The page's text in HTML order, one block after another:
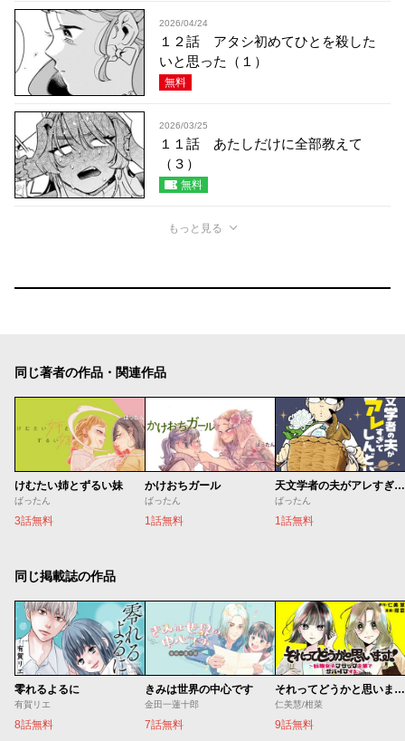
2026/04/24
１２話 アタシ初めてひとを殺した
いと思った（１）
無料
2026/03/25
１１話 あたしだけに全部教えて
（３）
無料
もっと見る
同じ著者の作品・関連作品
けむたい姉とずるい妹
ばったん
3話無料
かけおちガール
ばったん
1話無料
天文学者の夫がアレすぎてしんどい。
ばったん
1話無料
同じ掲載誌の作品
零れるよるに
有賀リエ
8話無料
きみは世界の中心です
金田一蓮十郎
7話無料
それってどうかと思います！～転職女子、ブラック企業でサバイブする。～
仁美慧/柑菜
9話無料